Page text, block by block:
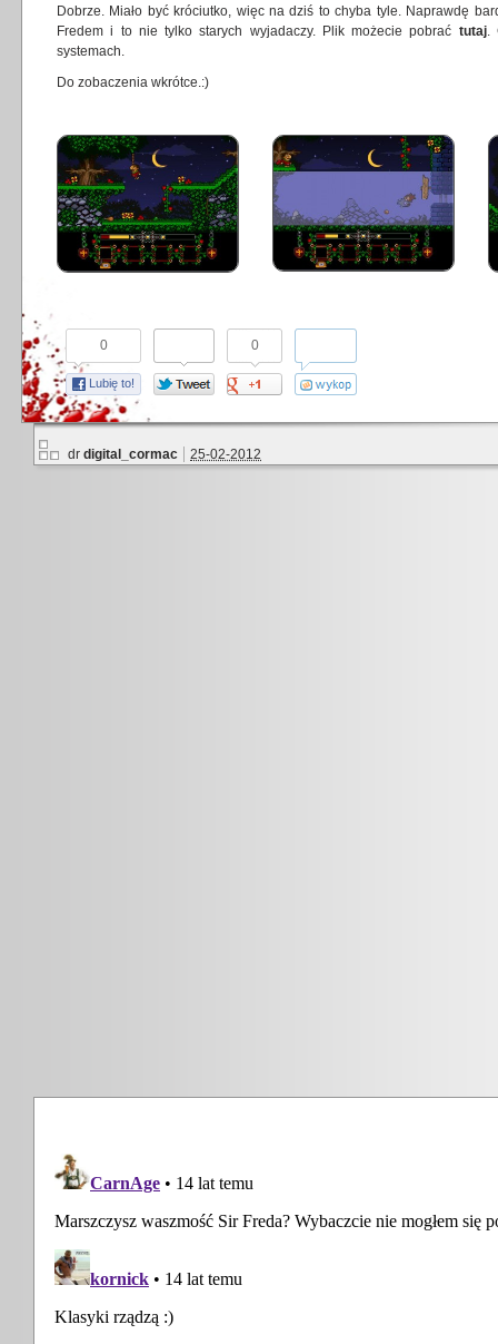
Dobrze. Miało być króciutko, więc na dziś to chyba tyle. Naprawdę
Fredem i to nie tylko starych wyjadaczy. Plik możecie pobrać tutaj.
systemach.
Do zobaczenia wkrótce.:)
0
Lubię to!
0
dr digital_cormac 25-02-2012